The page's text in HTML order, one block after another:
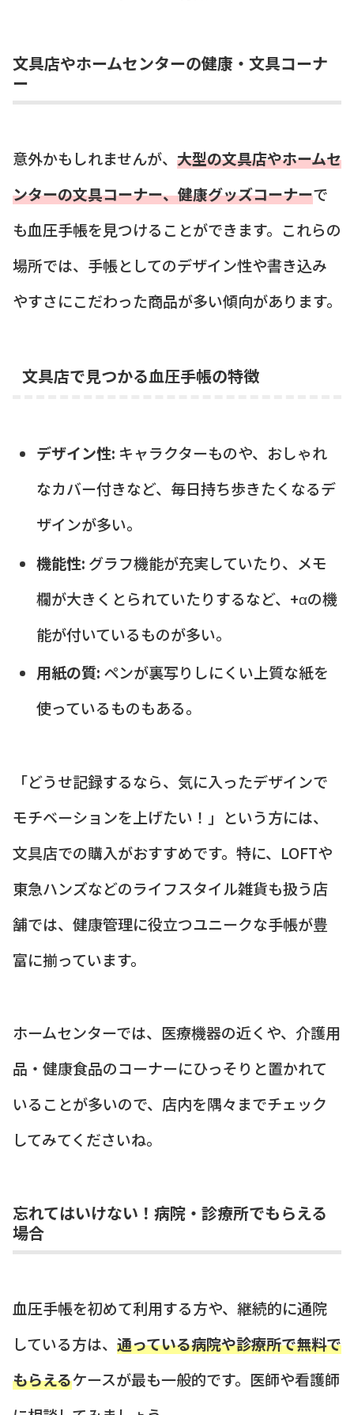
文具店やホームセンターの健康・文具コーナ
ー
意外かもしれませんが、 大型の文具店やホームセ
ンターの文具コーナー、健康グッズコーナーで
も血圧手帳を見つけることができます。これらの
場所では、手帳としてのデザイン性や書き込み
やすさにこだわった商品が多い傾向があります。
文具店で見つかる血圧手帳の特徴
デザイン性: キャラクターものや、おしゃれ
なカバー付きなど、毎日持ち歩きたくなるデ
ザインが多い。
機能性: グラフ機能が充実していたり、メモ
欄が大きくとられていたりするなど、+αの機
能が付いているものが多い。
用紙の質: ペンが裏写りしにくい上質な紙を
使っているものもある。
「どうせ記録するなら、気に入ったデザインで
モチベーションを上げたい！」という方には、
文具店での購入がおすすめです。特に、LOFTや
東急ハンズなどのライフスタイル雑貨も扱う店
舗では、健康管理に役立つユニークな手帳が豊
富に揃っています。
ホームセンターでは、医療機器の近くや、介護用
品・健康食品のコーナーにひっそりと置かれて
いることが多いので、店内を隅々までチェック
してみてくださいね。
忘れてはいけない！病院・診療所でもらえる
場合
血圧手帳を初めて利用する方や、継続的に通院
している方は、 通っている病院や診療所で無料で
もらえるケースが最も一般的です。医師や看護師